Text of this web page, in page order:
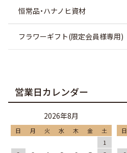
恒常品・ハナノヒ資材
フラワーギフト(限定会員様専用)
営業日カレンダー
2026年8月
日 月 火 水 木 金
土
1
日